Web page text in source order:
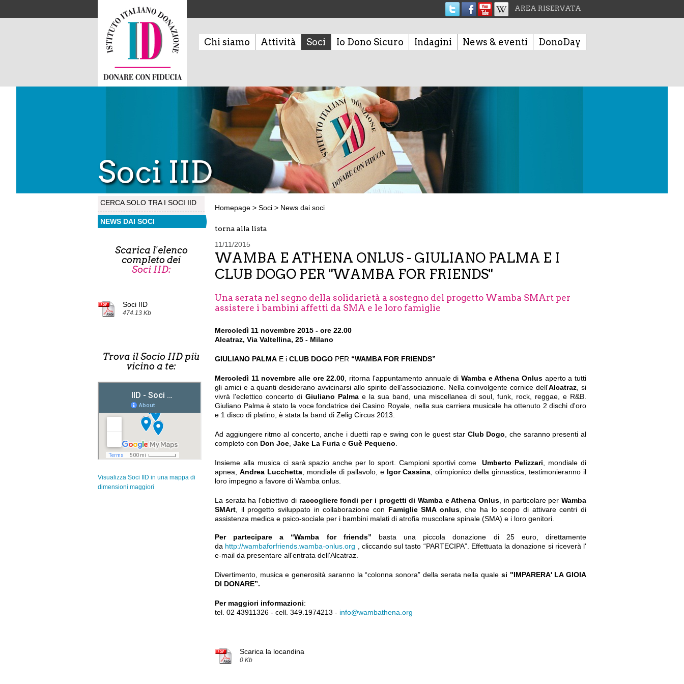
AREA RISERVATA
Chi siamo Attività Soci Io Dono Sicuro Indagini News & eventi DonoDay
Soci IID
CERCA SOLO TRA I SOCI IID
NEWS DAI SOCI
Scarica l'elenco
completo dei
Soci IID:
Soci IID
474.13 Kb
Trova il Socio IID più
vicino a te:
Visualizza Soci IID in una mappa di
dimensioni maggiori
Homepage > Soci > News dai soci
torna alla lista
11/11/2015
WAMBA E ATHENA ONLUS - GIULIANO PALMA E I
CLUB DOGO PER "WAMBA FOR FRIENDS"
Una serata nel segno della solidarietà a sostegno del progetto Wamba SMArt per
assistere i bambini affetti da SMA e le loro famiglie
Mercoledì 11 novembre 2015 - ore 22.00
Alcatraz, Via Valtellina, 25 - Milano
GIULIANO PALMA E i CLUB DOGO PER “WAMBA FOR FRIENDS”
Mercoledì 11 novembre alle ore 22.00 , ritorna l'appuntamento annuale di Wamba e Athena Onlusaperto a tutti
gli amici e a quanti desiderano avvicinarsi allo spirito dell'associazione. Nella coinvolgente cornice dell'Alcatraz , si
vivrà l'eclettico concerto di Giuliano Palma e la sua band, una miscellanea di soul, funk, rock, reggae, e R&B.
Giuliano Palma è stato la voce fondatrice dei Casino Royale, nella sua carriera musicale ha ottenuto 2 dischi d'oro
e 1 disco di platino, è stata la band di Zelig Circus 2013.
Ad aggiungere ritmo al concerto, anche i duetti rap e swing con le guest star Club Dogo , che saranno presenti al
completo con Don Joe Jake La Furia e Guè Pequeno
Insieme alla musica ci sarà spazio anche per lo sport. Campioni sportivi comeUmberto Pelizzari , mondiale di
apnea, Andrea Lucchetta, mondiale di pallavolo, e Igor Cassina , olimpionico della ginnastica, testimonieranno il
loro impegno a favore di Wamba onlus.
La serata ha l'obiettivo di raccogliere fondi per i progetti di Wamba e Athena Onlus , in particolare perWamba
SMArt , il progetto sviluppato in collaborazione con Famiglie SMA onlus, che ha lo scopo di attivare centri di
assistenza medica e psico-sociale per i bambini malati di atrofia muscolare spinale (SMA) e i loro genitori.
Per partecipare a “Wamba for friends” basta una piccola donazione di 25 euro, direttamente
da http://wambaforfriends.wamba-onlus.org , cliccando sul tasto “PARTECIPA”. Effettuata la donazione si riceverà l'
e-mail da presentare all'entrata dell'Alcatraz.
Divertimento, musica e generosità saranno la “colonna sonora” della serata nella quale si "IMPARERA' LA GIOIA
DI DONARE”.
Per maggiori informazioni:
tel. 02 43911326 - cell. 349.1974213 - info@wambathena.org
Scarica la locandina
0 Kb